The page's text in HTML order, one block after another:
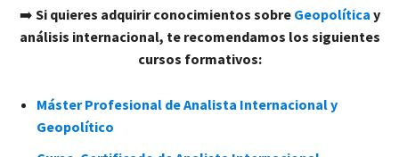
➡️ Si quieres adquirir conocimientos sobre Geopolítica y
análisis internacional, te recomendamos los siguientes
cursos formativos:
Máster Profesional de Analista Internacional y
Geopolítico